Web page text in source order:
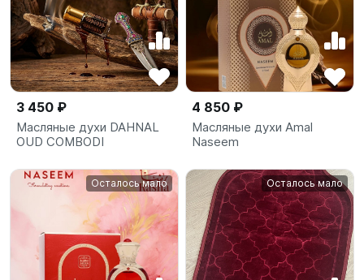
3 450 ₽
Масляные духи DAHNAL
OUD COMBODI
4 850 ₽
Масляные духи Amal
Naseem
Осталось мало Осталось мало